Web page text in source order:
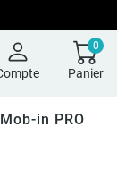
0
Panier
Mob-in PRO